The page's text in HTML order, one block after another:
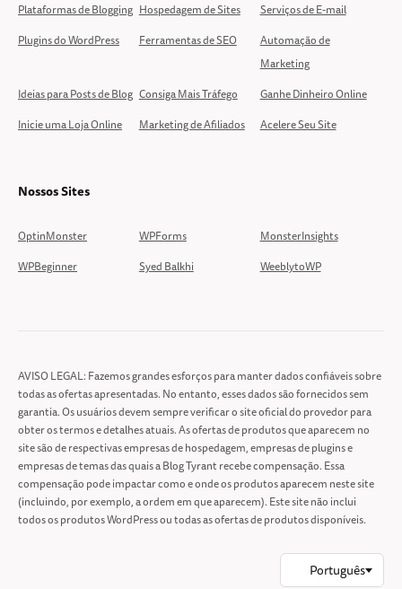
Plataformas de Blogging Hospedagem de Sites
Serviços de E-mail
Plugins do WordPress
Ferramentas de SEO
Automação de
Marketing
Ideias para Posts de Blog Consiga Mais Tráfego
Ganhe Dinheiro Online
Inicie uma Loja Online
Marketing de Afiliados Acelere Seu Site
Nossos Sites
OptinMonster WPForms
MonsterInsights
WPBeginner
Syed Balkhi WeeblytoWP
AVISO LEGAL: Fazemos grandes esforços para manter dados confiáveis sobre
todas as ofertas apresentadas. No entanto, esses dados são fornecidos sem
garantia. Os usuários devem sempre verificar o site oficial do provedor para
obter os termos e detalhes atuais. As ofertas de produtos que aparecem no
site são de respectivas empresas de hospedagem, empresas de plugins e
empresas de temas das quais a Blog Tyrant recebe compensação. Essa
compensação pode impactar como e onde os produtos aparecem neste site
(incluindo, por exemplo, a ordem em que aparecem). Este site não inclui
todos os produtos WordPress ou todas as ofertas de produtos disponíveis.